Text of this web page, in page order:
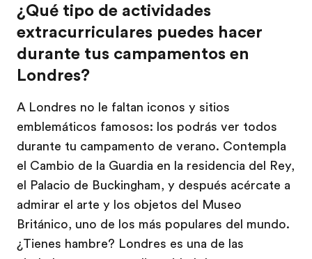
¿Qué tipo de actividades
extracurriculares puedes hacer
durante tus campamentos en
Londres?
A Londres no le faltan iconos y sitios
emblemáticos famosos: los podrás ver todos
durante tu campamento de verano. Contempla
el Cambio de la Guardia en la residencia del Rey,
el Palacio de Buckingham, y después acércate a
admirar el arte y los objetos del Museo
Británico, uno de los más populares del mundo.
¿Tienes hambre? Londres es una de las